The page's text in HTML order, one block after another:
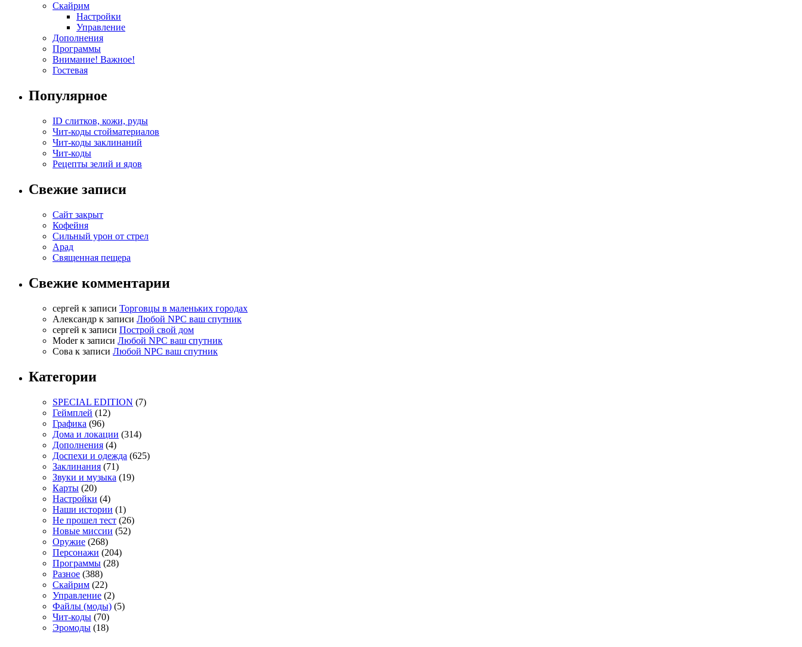
Скайрим
Настройки
Управление
Дополнения
Программы
Внимание! Важное!
Гостевая
Популярное
ID слитков, кожи, руды
Чит-коды стойматериалов
Чит-коды заклинаний
Чит-коды
Рецепты зелий и ядов
Свежие записи
Сайт закрыт
Кофейня
Cильный урон от стрел
Арад
Священная пещера
Свежие комментарии
cергей к записи Торговцы в маленьких городах
Александр к записи Любой NPC ваш спутник
cергей к записи Построй свой дом
Moderк записи Любой NPC ваш спутник
Сова к записи Любой NPC ваш спутник
Категории
SPECIAL EDITION (7)
Геймплей (12)
Графика (96)
Дома и локации (314)
Дополнения (4)
Доспехи и одежда (625)
Заклинания (71)
Звуки и музыка (19)
Карты (20)
Настройки (4)
Наши истории (1)
Не прошел тест (26)
Новые миссии (52)
Оружие (268)
Персонажи (204)
Программы (28)
Разное (388)
Скайрим (22)
Управление (2)
Файлы (моды) (5)
Чит-коды (70)
Эромоды (18)